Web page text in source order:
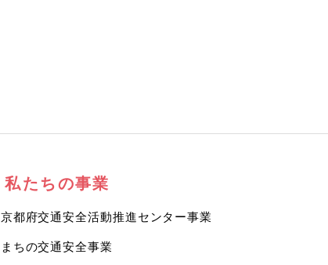
私たちの事業
京都府交通安全活動推進センター事業
まちの交通安全事業